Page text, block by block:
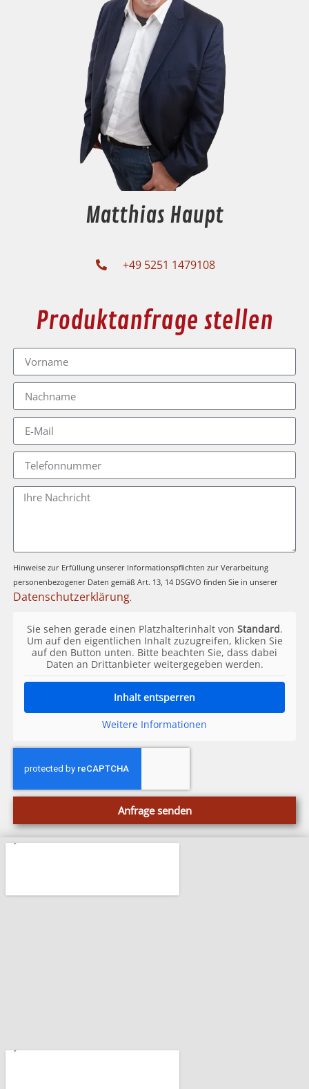
Matthias Haupt
+49 5251 1479108
Produktanfrage stellen
Hinweise zur Erfüllung unserer Informationspflichten zur Verarbeitung
personenbezogener Daten gemäß Art. 13, 14 DSGVO finden Sie in unserer
Datenschutzerklärung.
Sie sehen gerade einen Platzhalterinhalt von Standard.
Um auf den eigentlichen Inhalt zuzugreifen, klicken Sie
auf den Button unten. Bitte beachten Sie, dass dabei
Daten an Drittanbieter weitergegeben werden.
Inhalt entsperren
Weitere Informationen
Anfrage senden